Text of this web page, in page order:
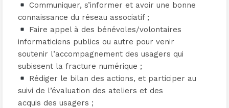
Communiquer, s’informer et avoir une bonne
connaissance du réseau associatif ;
Faire appel à des bénévoles/volontaires
informaticiens publics ou autre pour venir
soutenir l’accompagnement des usagers qui
subissent la fracture numérique ;
Rédiger le bilan des actions, et participer au
suivi de l’évaluation des ateliers et des
acquis des usagers ;